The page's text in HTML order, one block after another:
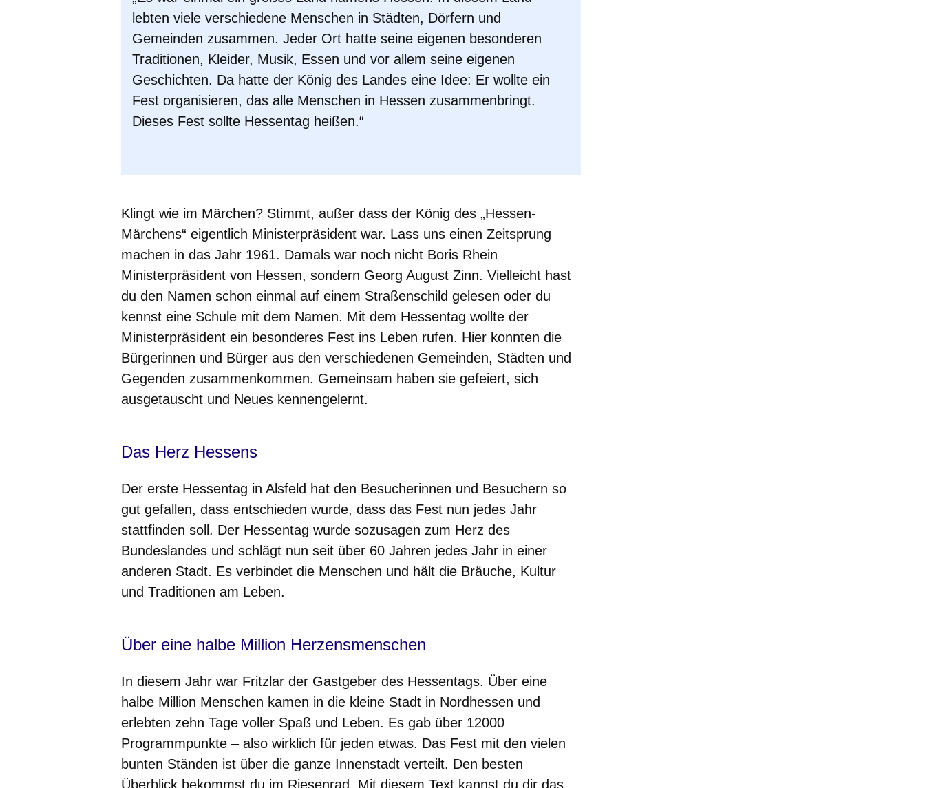
lebten viele verschiedene Menschen in Städten, Dörfern und
Gemeinden zusammen. Jeder Ort hatte seine eigenen besonderen
Traditionen, Kleider, Musik, Essen und vor allem seine eigenen
Geschichten. Da hatte der König des Landes eine Idee: Er wollte ein
Fest organisieren, das alle Menschen in Hessen zusammenbringt.
Dieses Fest sollte Hessentag heißen.“
Klingt wie im Märchen? Stimmt, außer dass der König des „Hessen-
Märchens“ eigentlich Ministerpräsident war. Lass uns einen Zeitsprung
machen in das Jahr 1961. Damals war noch nicht Boris Rhein
Ministerpräsident von Hessen, sondern Georg August Zinn. Vielleicht hast
du den Namen schon einmal auf einem Straßenschild gelesen oder du
kennst eine Schule mit dem Namen. Mit dem Hessentag wollte der
Ministerpräsident ein besonderes Fest ins Leben rufen. Hier konnten die
Bürgerinnen und Bürger aus den verschiedenen Gemeinden, Städten und
Gegenden zusammenkommen. Gemeinsam haben sie gefeiert, sich
ausgetauscht und Neues kennengelernt.
Das Herz Hessens
Der erste Hessentag in Alsfeld hat den Besucherinnen und Besuchern so
gut gefallen, dass entschieden wurde, dass das Fest nun jedes Jahr
stattfinden soll. Der Hessentag wurde sozusagen zum Herz des
Bundeslandes und schlägt nun seit über 60 Jahren jedes Jahr in einer
anderen Stadt. Es verbindet die Menschen und hält die Bräuche, Kultur
und Traditionen am Leben.
Über eine halbe Million Herzensmenschen
In diesem Jahr war Fritzlar der Gastgeber des Hessentags. Über eine
halbe Million Menschen kamen in die kleine Stadt in Nordhessen und
erlebten zehn Tage voller Spaß und Leben. Es gab über 12000
Programmpunkte – also wirklich für jeden etwas. Das Fest mit den vielen
bunten Ständen ist über die ganze Innenstadt verteilt. Den besten
Überblick bekommst du im Riesenrad. Mit diesem Text kannst du dir das